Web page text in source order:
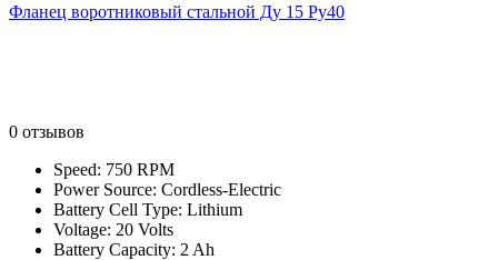
Фланец воротниковый стальной Ду 15 Ру40
0 отзывов
Speed: 750 RPM
Power Source: Cordless-Electric
Battery Cell Type: Lithium
Voltage: 20 Volts
Battery Capacity: 2 Ah